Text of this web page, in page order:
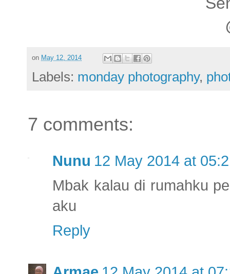
on May 12, 2014
Labels: monday photography,
7 comments:
Nunu 12 May 2014 at
Mbak kalau di rumahku
aku
Reply